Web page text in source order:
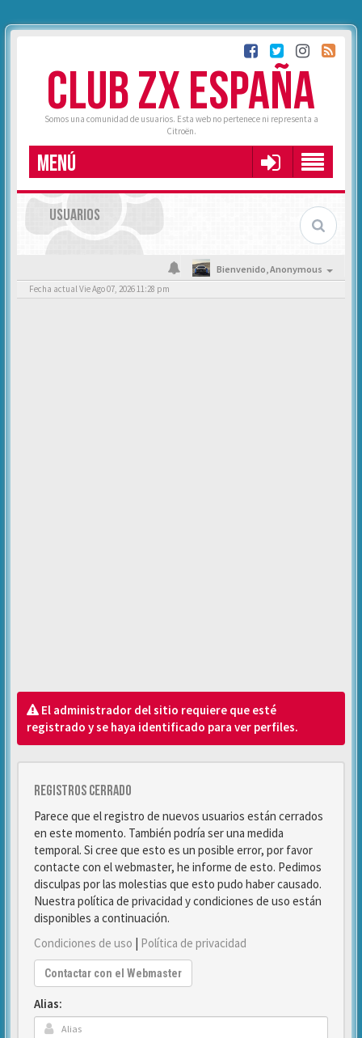
CLUB ZX ESPAÑA
Somos una comunidad de usuarios. Esta web no pertenece ni representa a
Citroën.
MENÚ
USUARIOS
Bienvenido,Anonymous
Fecha actual Vie Ago 07, 2026 11:28 pm
El administrador del sitio requiere que esté
registrado y se haya identificado para ver perfiles.
Registros cerrado
Parece que el registro de nuevos usuarios están cerrados
en este momento. También podría ser una medida
temporal. Si cree que esto es un posible error, por favor
contacte con el webmaster, he informe de esto. Pedimos
disculpas por las molestias que esto pudo haber causado.
Nuestra política de privacidad y condiciones de uso están
disponibles a continuación.
Condiciones de uso | Política de privacidad
Contactar con el Webmaster
Alias: